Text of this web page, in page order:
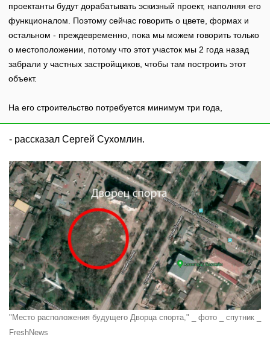
проектанты будут дорабатывать эскизный проект, наполняя его
функционалом. Поэтому сейчас говорить о цвете, формах и
остальном - преждевременно, пока мы можем говорить только
о местоположении, потому что этот участок мы 2 года назад
забрали у частных застройщиков, чтобы там построить этот
объект.
На его строительство потребуется минимум три года,
- рассказал Сергей Сухомлин.
"Место расположения будущего Дворца спорта," _ фото _ спутник _
FreshNews